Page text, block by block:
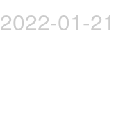
2022-01-21